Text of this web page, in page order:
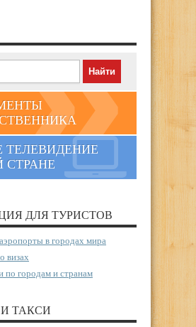
ТЕЛЕВИДЕНИЕ
СТРАНЕ
ДЛЯ ТУРИСТОВ
в городах мира
визах
по городам и странам
ТАКСИ